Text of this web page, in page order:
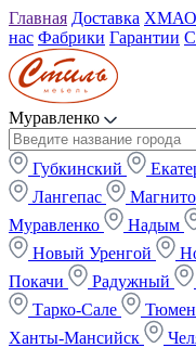
Главная Доставка
нас Фабрики Гарантии
Муравленко
Губкинский
Лангепас
Муравленко
Надым
Новый Уренгой
Покачи
Радужный
Тарко-Сале
Ханты-Мансийск